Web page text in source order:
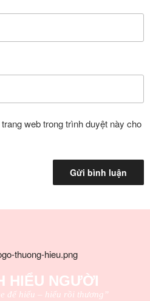
web trong trình duyệt này cho
HIỂU NGƯỜI
để hiểu – hiểu rồi thương”